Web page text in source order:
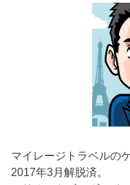
マイレージトラベルの
2017年3月解脱済。